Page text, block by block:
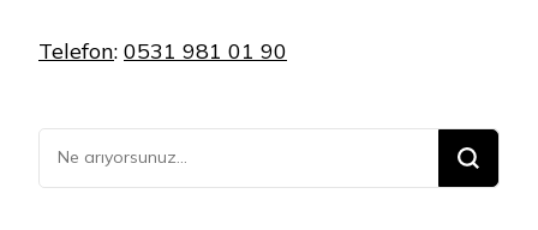
Telefon: 0531 981 01 90
Bir
şey